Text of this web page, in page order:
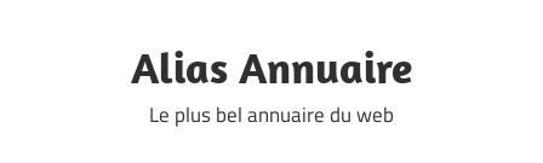
Alias Annuaire
Le plus bel annuaire du web